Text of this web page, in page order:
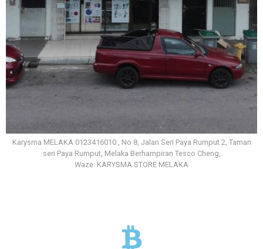
Karysma MELAKA 0123416010 , No 8, Jalan Seri Paya Rumput 2, Taman
seri Paya Rumput, Melaka Berhampiran Tesco Cheng,
Waze: KARYSMA STORE MELAKA